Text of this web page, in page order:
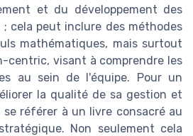
et du développement des
; cela peut inclure des méthodes
mathématiques, mais surtout
centric, visant à comprendre les
au sein de l'équipe. Pour un
la qualité de sa gestion et
se référer à un livre consacré au
Non seulement cela